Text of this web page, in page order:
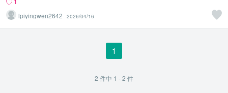
lpiyingwen2642
2026/04/16
1
2 件中 1 - 2 件